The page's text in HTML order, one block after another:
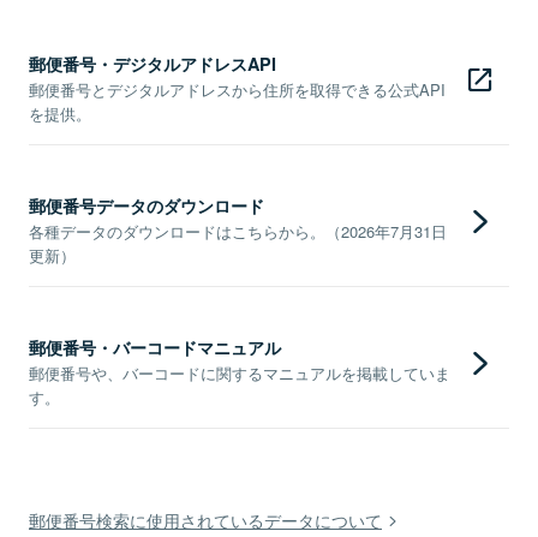
郵便番号・デジタルアドレスAPI
郵便番号とデジタルアドレスから住所を取得できる公式API
を提供。
郵便番号データのダウンロード
各種データのダウンロードはこちらから。（2026年7月31日
更新）
郵便番号・バーコードマニュアル
郵便番号や、バーコードに関するマニュアルを掲載していま
す。
郵便番号検索に使用されているデータについて